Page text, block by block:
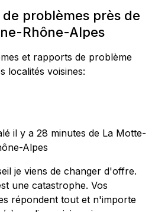
problèmes près de
Rhône-Alpes
et rapports de problème
localités voisines:
il y a 28 minutes de La Motte-
Alpes
je viens de changer d'offre.
une catastrophe. Vos
répondent tout et n'importe